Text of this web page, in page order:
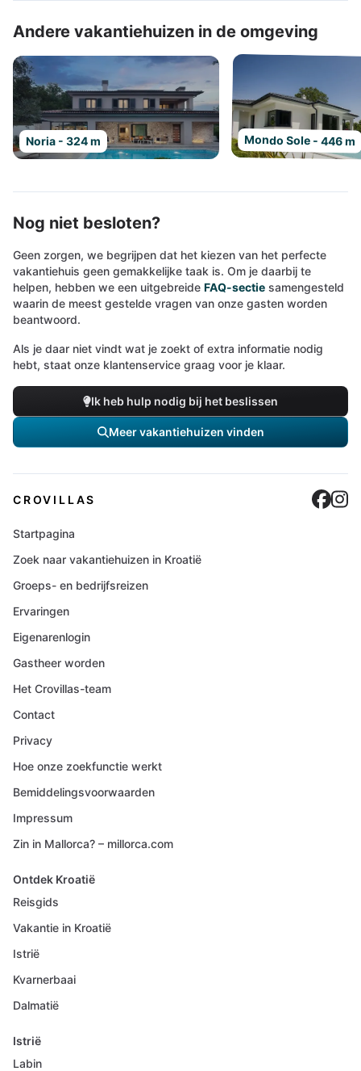
Andere vakantiehuizen in de omgeving
Noria - 324 m Mondo Sole - 446 m
Nog niet besloten?
Geen zorgen, we begrijpen dat het kiezen van het perfecte
vakantiehuis geen gemakkelijke taak is. Om je daarbij te
helpen, hebben we een uitgebreide FAQ-sectie samengesteld
waarin de meest gestelde vragen van onze gasten worden
beantwoord.
Als je daar niet vindt wat je zoekt of extra informatie nodig
hebt, staat onze klantenservice graag voor je klaar.
Ik heb hulp nodig bij het beslissen
Meer vakantiehuizen vinden
CROVILLAS
Startpagina
Zoek naar vakantiehuizen in Kroatië
Groeps- en bedrijfsreizen
Ervaringen
Eigenarenlogin
Gastheer worden
Het Crovillas-team
Contact
Privacy
Hoe onze zoekfunctie werkt
Bemiddelingsvoorwaarden
Impressum
Zin in Mallorca? – millorca.com
Ontdek Kroatië
Reisgids
Vakantie in Kroatië
Istrië
Kvarnerbaai
Dalmatië
Istrië
Labin